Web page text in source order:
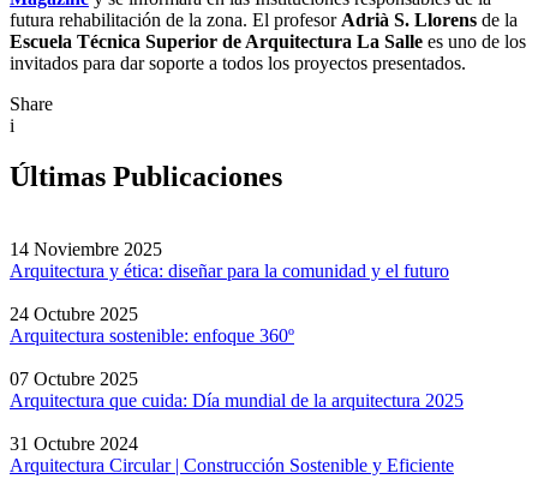
futura rehabilitación de la zona. El profesor Adrià S. Llorens de la
Escuela Técnica Superior de Arquitectura La Salle es uno de los
invitados para dar soporte a todos los proyectos presentados.
Share
i
Últimas Publicaciones
14 Noviembre 2025
Arquitectura y ética: diseñar para la comunidad y el futuro
24 Octubre 2025
Arquitectura sostenible: enfoque 360º
07 Octubre 2025
Arquitectura que cuida: Día mundial de la arquitectura 2025
31 Octubre 2024
Arquitectura Circular | Construcción Sostenible y Eficiente